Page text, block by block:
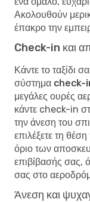
Ακολουθούν
έπακρο την
Check-in και
Κάντε το ταξίδι
σύστημα check-
μεγάλες ουρές
κάντε check-in
την άνεση του
επιλέξετε τη
όριο των
επιβίβασής σας,
σας στο
Άνεση και